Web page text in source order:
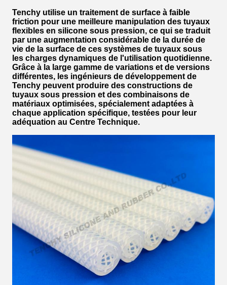
Tenchy utilise un traitement de surface à faible
friction pour une meilleure manipulation des tuyaux
flexibles en silicone sous pression, ce qui se traduit
par une augmentation considérable de la durée de
vie de la surface de ces systèmes de tuyaux sous
les charges dynamiques de l'utilisation quotidienne.
Grâce à la large gamme de variations et de versions
différentes, les ingénieurs de développement de
Tenchy peuvent produire des constructions de
tuyaux sous pression et des combinaisons de
matériaux optimisées, spécialement adaptées à
chaque application spécifique, testées pour leur
adéquation au Centre Technique.